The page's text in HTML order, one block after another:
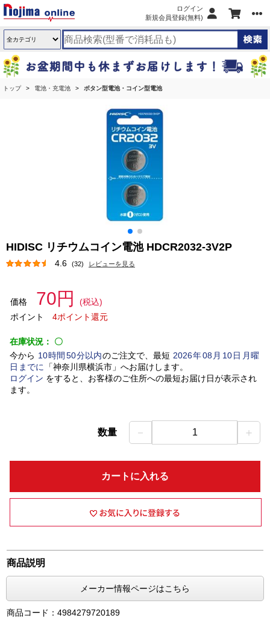
ログイン
新規会員登録(無料)
トップ 電池・充電池 ボタン型電池・コイン型電池
HIDISC リチウムコイン電池 HDCR2032-3V2P
4.6 (32) レビューを見る
価格 70円
(税込)
ポイント
4ポイント還元
在庫状況： 〇
今から 10時間 50分以内のご注文で、最短 2026年08 月 10日月曜
日 までに 「神奈川県横浜市」 へお届けします。
ログイン をすると、お客様のご住所への最短お届け日が表示され
ます。
数量 － 1 ＋
カートに入れる
商品説明
メーカー情報ページはこちら
商品コード：4984279720189